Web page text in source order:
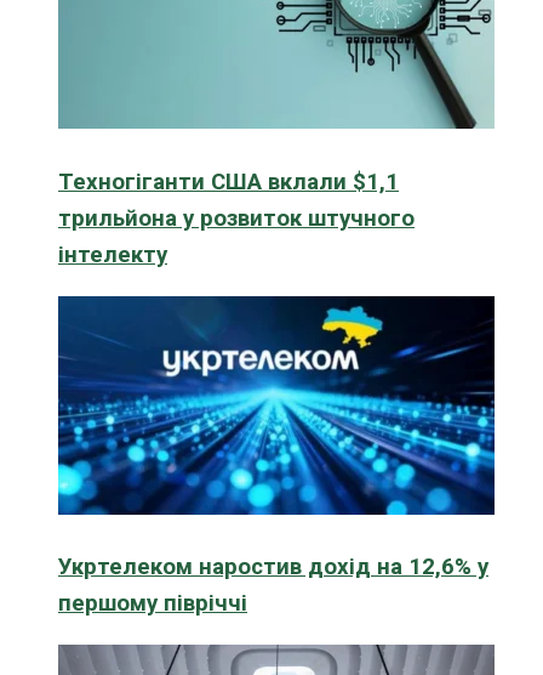
Техногіганти США вклали $1,1
трильйона у розвиток штучного
інтелекту
Укртелеком наростив дохід на 12,6% у
першому півріччі